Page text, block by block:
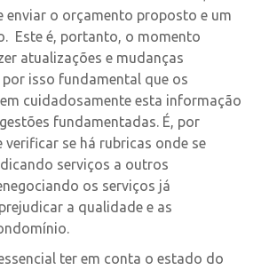
enviar o orçamento proposto e um
Este é, portanto, o momento
atualizações e mudanças
por isso fundamental que os
cuidadosamente esta informação
fundamentadas. É, por
verificar se há rubricas onde se
serviços a outros
os serviços já
a qualidade e as
ter em conta o estado do